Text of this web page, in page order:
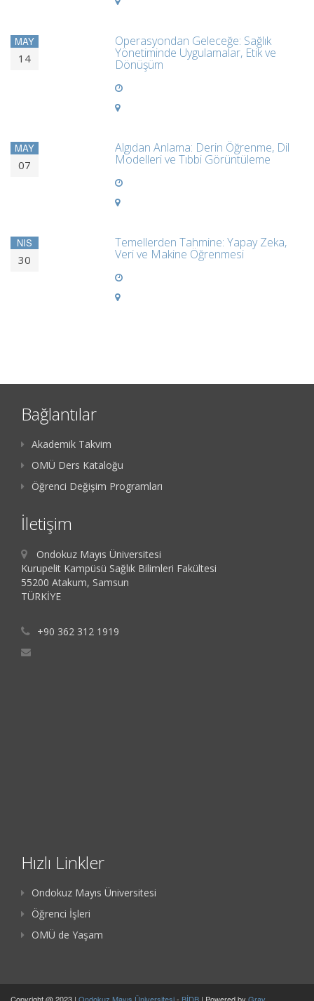
MAY
14
Operasyondan Geleceğe: Sağlık
Yönetiminde Uygulamalar, Etik ve
Dönüşüm
MAY
07
Algıdan Anlama: Derin Öğrenme, Dil
Modelleri ve Tıbbi Görüntüleme
NIS
30
Temellerden Tahmine: Yapay Zeka,
Veri ve Makine Öğrenmesi
Bağlantılar
Akademik Takvim
OMÜ Ders Kataloğu
Öğrenci Değişim Programları
İletişim
Ondokuz Mayıs Üniversitesi
Kurupelit Kampüsü Sağlık Bilimleri Fakültesi
55200 Atakum, Samsun
TÜRKİYE
+90 362 312 1919
Hızlı Linkler
Ondokuz Mayıs Üniversitesi
Öğrenci İşleri
OMÜ de Yaşam